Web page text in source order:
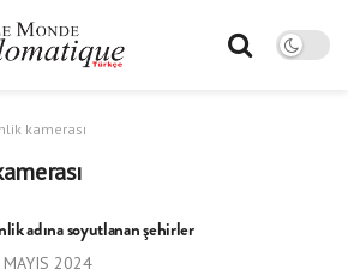
kamerası
adına soyutlanan şehirler
2024